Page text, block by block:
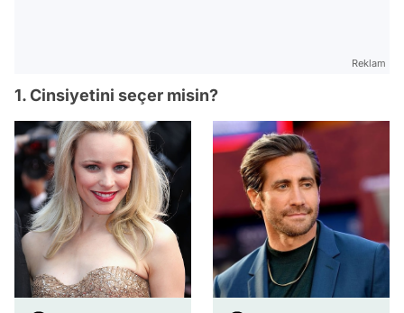
Reklam
1. Cinsiyetini seçer misin?